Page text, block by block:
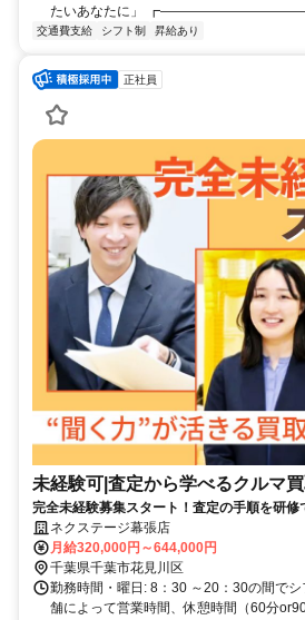
たいあなたに」
交通費支給 シフト制 昇給あり
正社員
未経験可|査定から学べるクルマ
完全未経験募集スタート！査定の手順を研
→価格提示を段階的に習得できます。
ネクステージ幕張店
月給320,000円～644,000円
千葉県千葉市花見川区
勤務時間・曜日: 8：30 ～20：30の間で
舗によって営業時間、休憩時間（60分